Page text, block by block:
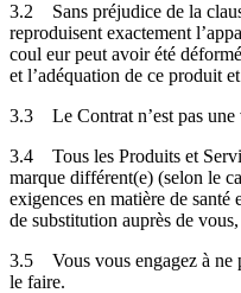
3.2
Sans préjudice de la
reproduisent exactement
coul eur peut avoir été
et l’adéquation de ce produit
3.3
Le Contrat n’est pas
3.4
Tous les Produits et
marque différent(e) (selon le
exigences en matière de santé
de substitution auprès de
3.5
Vous vous engagez à ne
le faire.